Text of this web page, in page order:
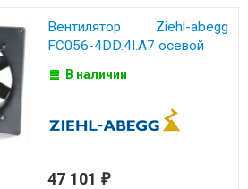
Вентилятор Ziehl-abegg
FC056-4DD.4I.A7 осевой
В наличии
47 101 ₽